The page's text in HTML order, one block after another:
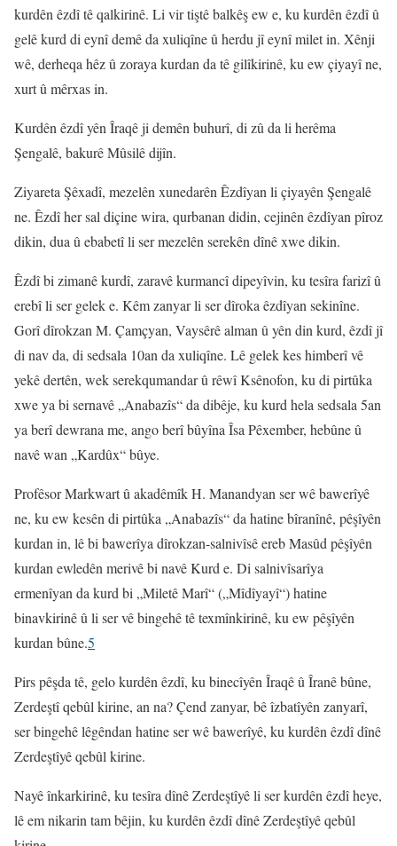
kurdên êzdî tê qalkirinê. Li vir tiştê balkêş ew e, ku kurdên êzdî û
gelê kurd di eynî demê da xuliqîne û herdu jî eynî milet in. Xênji
wê, derheqa hêz û zoraya kurdan da tê gilîkirinê, ku ew çiyayî ne,
xurt û mêrxas in.
Kurdên êzdî yên Îraqê ji demên buhurî, di zû da li herêma
Şengalê, bakurê Mûsilê dijîn.
Ziyareta Şêxadî, mezelên xunedarên Êzdîyan li çiyayên Şengalê
ne. Êzdî her sal diçine wira, qurbanan didin, cejinên êzdîyan pîroz
dikin, dua û ebabetî li ser mezelên serekên dînê xwe dikin.
Êzdî bi zimanê kurdî, zaravê kurmancî dipeyîvin, ku tesîra farizî û
erebî li ser gelek e. Kêm zanyar li ser dîroka êzdîyan sekinîne.
Gorî dîrokzan M. Çamçyan, Vaysêrê alman û yên din kurd, êzdî jî
di nav da, di sedsala 10an da xuliqîne. Lê gelek kes himberî vê
yekê dertên, wek serekqumandar û rêwî Ksênofon, ku di pirtûka
xwe ya bi sernavê „Anabazîs“ da dibêje, ku kurd hela sedsala 5an
ya berî dewrana me, ango berî bûyîna Îsa Pêxember, hebûne û
navê wan „Kardûx“ bûye.
Profêsor Markwart û akadêmîk H. Manandyan ser wê bawerîyê
ne, ku ew kesên di pirtûka „Anabazîs“ da hatine bîranînê, pêşîyên
kurdan in, lê bi bawerîya dîrokzan-salnivîsê ereb Masûd pêşîyên
kurdan ewledên merivê bi navê Kurd e. Di salnivîsarîya
ermenîyan da kurd bi „Miletê Marî“ („Mîdîyayî“) hatine
binavkirinê û li ser vê bingehê tê texmînkirinê, ku ew pêşîyên
kurdan bûne.5
Pirs pêşda tê, gelo kurdên êzdî, ku binecîyên Îraqê û Îranê bûne,
Zerdeştî qebûl kirine, an na? Çend zanyar, bê îzbatîyên zanyarî,
ser bingehê lêgêndan hatine ser wê bawerîyê, ku kurdên êzdî dînê
Zerdeştîyê qebûl kirine.
Nayê înkarkirinê, ku tesîra dînê Zerdeştîyê li ser kurdên êzdî heye,
lê em nikarin tam bêjin, ku kurdên êzdî dînê Zerdeştîyê qebûl